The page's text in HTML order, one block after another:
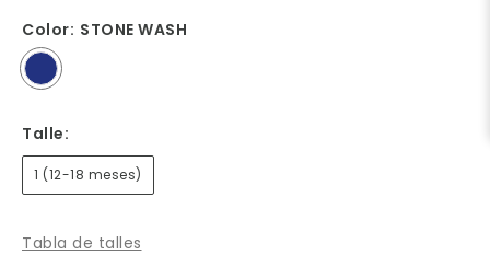
Color: STONE WASH
Talle:
1 (12-18 meses)
Tabla de talles